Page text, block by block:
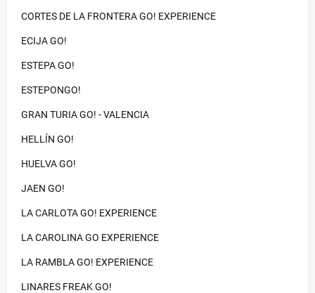
CORTES DE LA FRONTERA GO! EXPERIENCE
ECIJA GO!
ESTEPA GO!
ESTEPONGO!
GRAN TURIA GO! - VALENCIA
HELLÍN GO!
HUELVA GO!
JAEN GO!
LA CARLOTA GO! EXPERIENCE
LA CAROLINA GO EXPERIENCE
LA RAMBLA GO! EXPERIENCE
LINARES FREAK GO!